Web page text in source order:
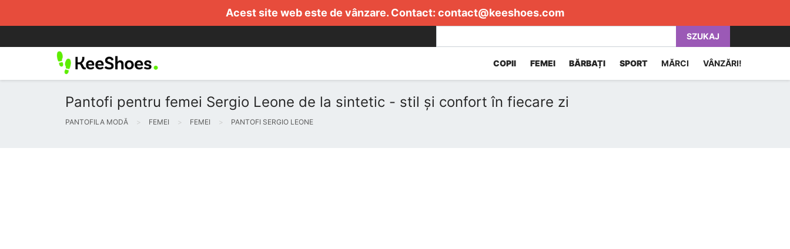
Acest site web este de vânzare. Contact: contact@keeshoes.com
SZUKAJ
COPII FEMEI BĂRBAȚI SPORT MĂRCI VÂNZĂRI!
Pantofi pentru femei Sergio Leone de la sintetic - stil și confort în fiecare zi
PANTOFILA MODĂ FEMEI FEMEI PANTOFI SERGIO LEONE